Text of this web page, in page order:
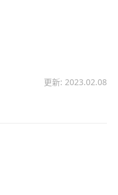
更新: 2023.02.08